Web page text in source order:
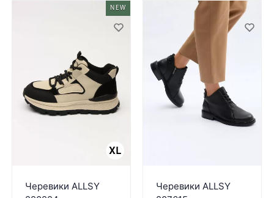
NEW
Черевики ALLSY
Черевики ALLSY